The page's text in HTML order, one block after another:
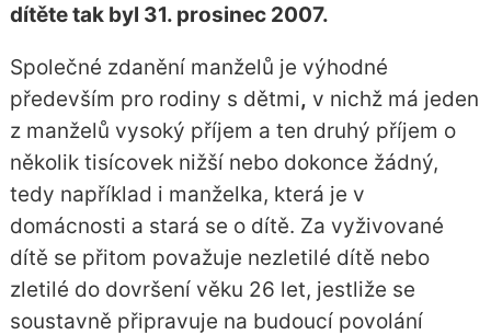
dítěte tak byl 31. prosinec 2007.
Společné zdanění manželů je výhodné
především pro rodiny s dětmi, v nichž má jeden
z manželů vysoký příjem a ten druhý příjem o
několik tisícovek nižší nebo dokonce žádný,
tedy například i manželka, která je v
domácnosti a stará se o dítě. Za vyživované
dítě se přitom považuje nezletilé dítě nebo
zletilé do dovršení věku 26 let, jestliže se
soustavně připravuje na budoucí povolání